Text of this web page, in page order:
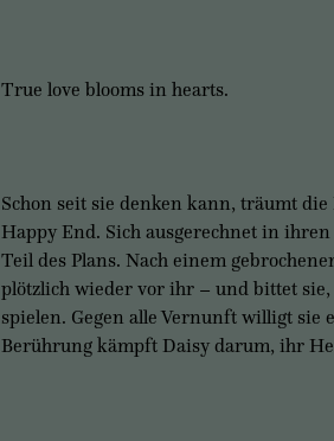
True love blooms in hearts.
Schon seit sie denken kann, träumt
Happy End. Sich ausgerechnet in
Teil des Plans. Nach einem
plötzlich wieder vor ihr – und bittet
spielen. Gegen alle Vernunft willigt sie
Berührung kämpft Daisy darum, ihr